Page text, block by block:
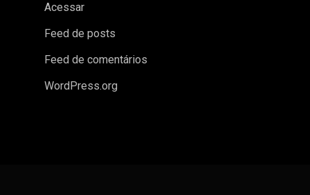
Acessar
Feed de posts
Feed de comentários
WordPress.org